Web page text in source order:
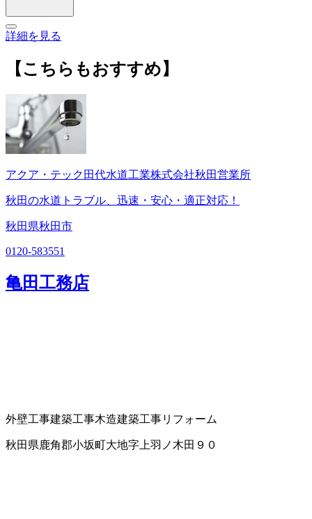
詳細を見る
【こちらもおすすめ】
アクア・テック田代水道工業株式会社秋田営業所
秋田の水道トラブル、迅速・安心・適正対応！
秋田県秋田市
0120-583551
亀田工務店
外壁工事建築工事木造建築工事リフォーム
秋田県鹿角郡小坂町大地字上羽ノ木田９０